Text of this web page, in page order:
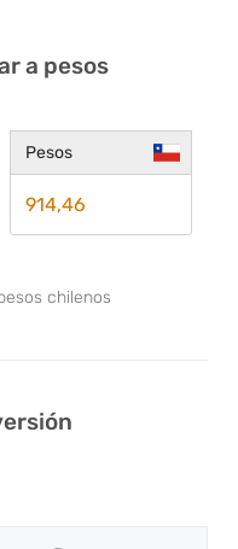
a pesos
Pesos
chilenos